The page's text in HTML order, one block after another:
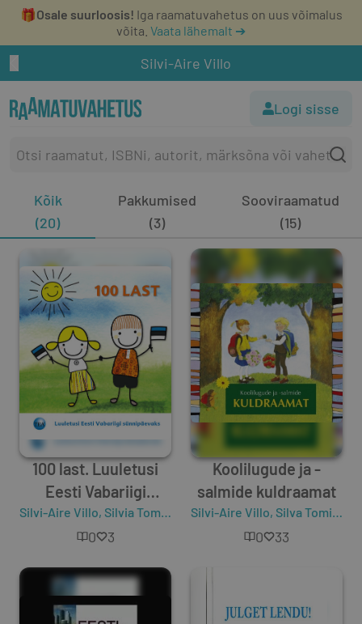
🎁Osale suurloosis! Iga raamatuvahetus on uus võimalus
võita. Vaata lähemalt ➔
Silvi-Aire Villo
Logi sisse
Kõik
(20)
Pakkumised
(3)
Sooviraamatud
(15)
100 last. Luuletusi
Eesti Vabariigi
sünnipäevaks
Silvi-Aire Villo, Silvia Tomingas
0 3
Koolilugude ja -
salmide kuldraamat
Silvi-Aire Villo, Silva Tomingas
0 33